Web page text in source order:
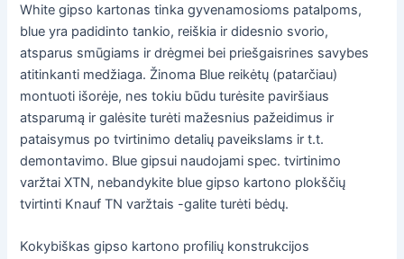
White gipso kartonas tinka gyvenamosioms patalpoms,
blue yra padidinto tankio, reiškia ir didesnio svorio,
atsparus smūgiams ir drėgmei bei priešgaisrines savybes
atitinkanti medžiaga. Žinoma Blue reikėtų (patarčiau)
montuoti išorėje, nes tokiu būdu turėsite paviršiaus
atsparumą ir galėsite turėti mažesnius pažeidimus ir
pataisymus po tvirtinimo detalių paveikslams ir t.t.
demontavimo. Blue gipsui naudojami spec. tvirtinimo
varžtai XTN, nebandykite blue gipso kartono plokščių
tvirtinti Knauf TN varžtais -galite turėti bėdų.
Kokybiškas gipso kartono profilių konstrukcijos